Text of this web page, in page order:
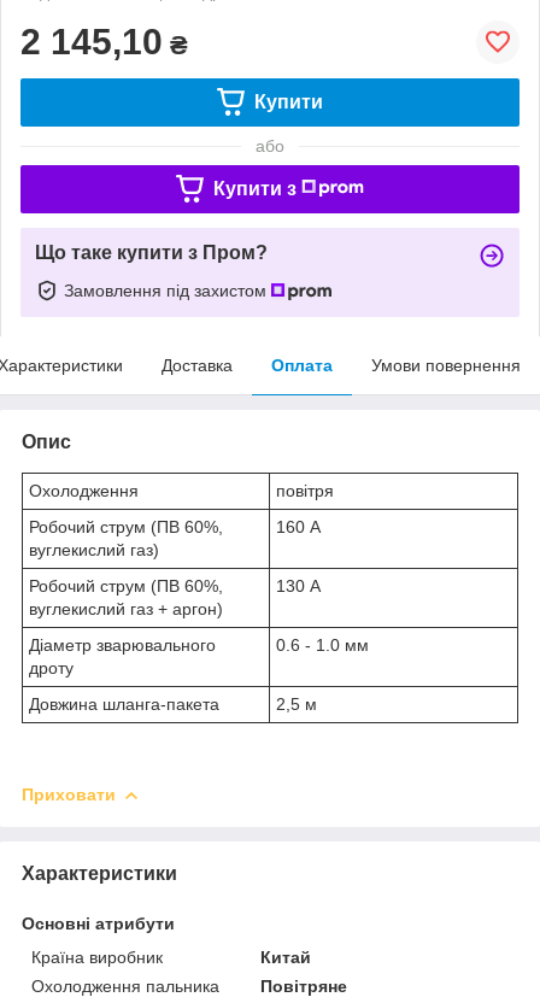
2 145,10 ₴
Купити
або
Купити з
Що таке купити з Пром?
Замовлення під захистом
Доставка Оплата Умови повернення
Опис
Охолодження
повітря
Робочий струм (ПВ 60%,
вуглекислий газ)
160 А
Робочий струм (ПВ 60%,
вуглекислий газ + аргон)
130 А
Діаметр зварювального
дроту
0.6 - 1.0 мм
Довжина шланга-пакета 2,5 м
Приховати
Характеристики
Основні атрибути
Країна виробник
Китай
Охолодження пальника
Повітряне